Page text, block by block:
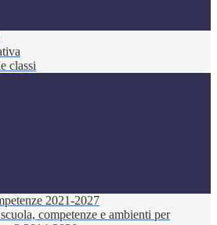
classi
2021-2027
competenze e ambienti per